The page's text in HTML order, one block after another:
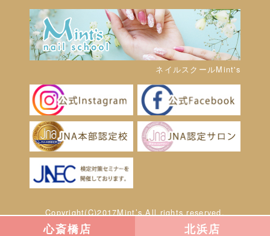
ネイルスクールMint's
Copyright(C)2017Mint’s.All rights reserved.
心斎橋店 北浜店